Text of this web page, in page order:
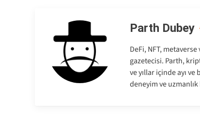
Parth Dubey
DeFi, NFT,
gazetecisi. Parth,
ve yıllar içinde ayı
deneyim ve uzmanlık